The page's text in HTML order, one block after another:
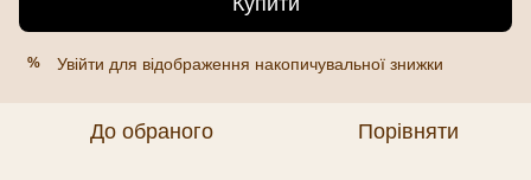
% Увійти для відображення накопичувальної знижки
До обраного Порівняти